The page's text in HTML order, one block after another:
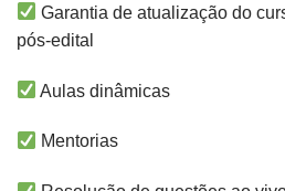
Garantia de atualização do
pós-edital
Aulas dinâmicas
Mentorias